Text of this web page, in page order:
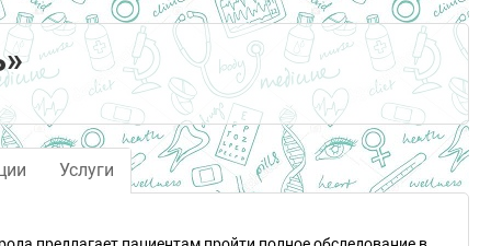
Услуги